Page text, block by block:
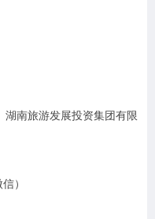
湖南旅游发展投资集团有限
）